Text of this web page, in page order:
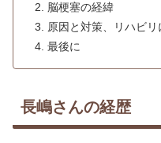
脳梗塞の経緯
原因と対策、リハビリ
最後に
長嶋さんの経歴